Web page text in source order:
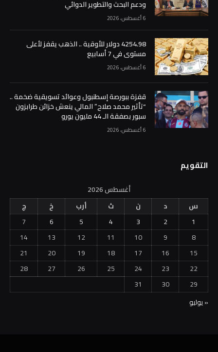
ودعم البحث والتطوير الدوائي
6 أغسطس، 2026
4254.98 دولار للأوقية .. الذهب يقفز لأعلى
مستوى في 7 أسابيع
6 أغسطس، 2026
قفزة ببورصة إسطنبول وعوائد تسويقية ضخمة ..
“تأثير محمد صلاح” المالي ينعش خزائن طرابزون
سبور بصفقة الـ 44 مليون يورو
6 أغسطس، 2026
التقويم
أغسطس 2026
س
د ن ث أرب خ
ج
1
2
3
4
5
6
7
8
9
10
11
12
13
14
15
16
17
18
19
20
21
22
23
24
25
26
27
28
29
30
31
« يوليو